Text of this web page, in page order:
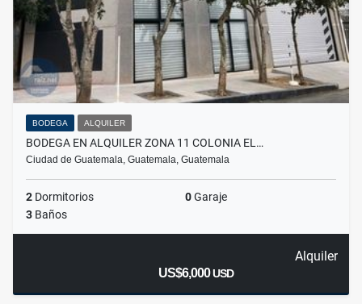
BODEGA ALQUILER
BODEGA EN ALQUILER ZONA 11 COLONIA EL…
Ciudad de Guatemala, Guatemala, Guatemala
2 Dormitorios 0Garaje
3 Baños
Alquiler
US$6,000USD